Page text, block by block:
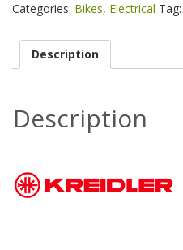
quantity
Categories: Bikes, Electrical Tag:
Description
Description